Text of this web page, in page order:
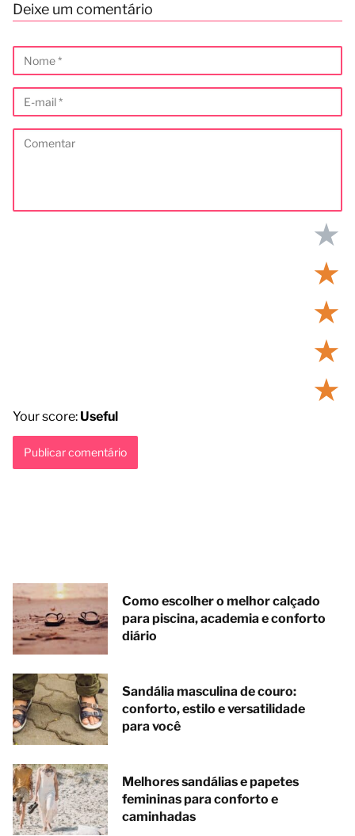
Deixe um comentário
★
★
★
★
★
Your score: Useful
Como escolher o melhor calçado
para piscina, academia e conforto
diário
Sandália masculina de couro:
conforto, estilo e versatilidade
para você
Melhores sandálias e papetes
femininas para conforto e
caminhadas